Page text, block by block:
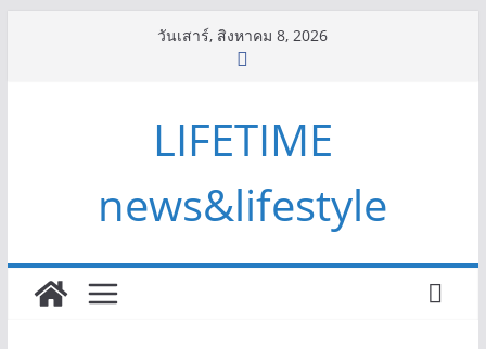
วันเสาร์, สิงหาคม 8, 2026
LIFETIME
news&lifestyle